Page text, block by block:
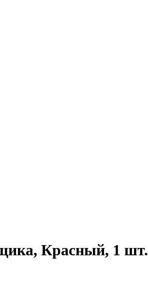
Красный, 1 шт.